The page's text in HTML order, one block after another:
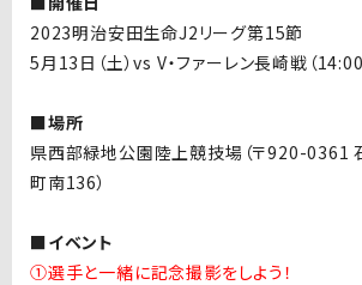
2023明治安田生命J2リーグ第15節
5月13日（土）vs V・ファーレン長崎戦（14:00
■場所
県西部緑地公園陸上競技場（〒920-0361
町南136）
■イベント
①選手と一緒に記念撮影をしよう！